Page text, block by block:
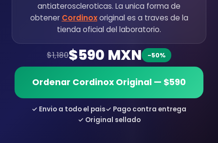
antiateroscleroticas. La unica forma de
obtener Cordinoxoriginal es a traves de la
tienda oficial del laboratorio.
$1,180$590 MXN -50%
Ordenar Cordinox Original — $590
✓ Envio a todo el pais✓ Pago contra entrega
✓ Original sellado